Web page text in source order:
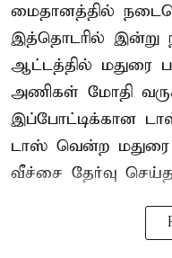
மைதானத்தில்
இத்தொடரில் இன்று
ஆட்டத்தில் மதுரை
அணிகள் மோதி
இப்போட்டிக்கான
டாஸ் வென்ற மதுரை
வீச்சை தேர்வு